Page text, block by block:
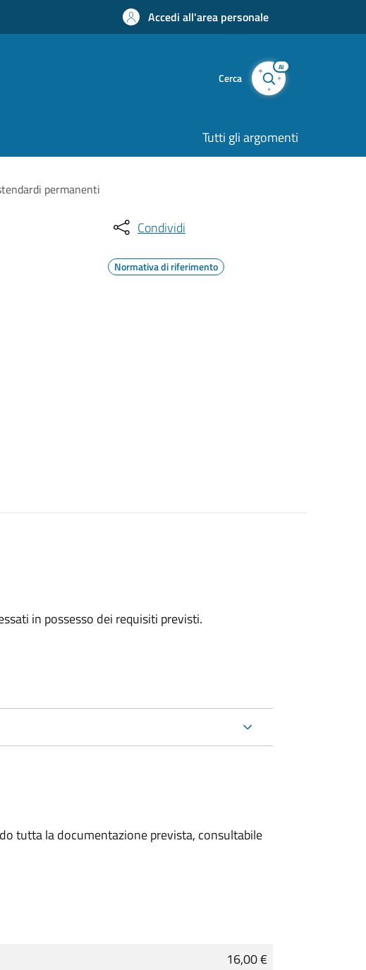
Accedi all'area personale
Cerca
AI
Tutti gli argomenti
permanenti
Condividi
Normativa di riferimento
in possesso dei requisiti previsti.
tutta la documentazione prevista, consultabile
16,00 €